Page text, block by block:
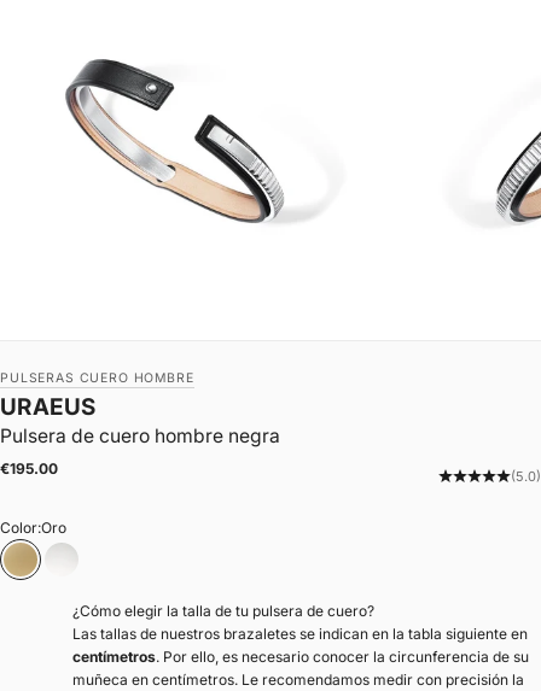
PULSERAS CUERO HOMBRE
Pulsera de cuero hombre negra
URAEUS
Precio de oferta
€195.00 (5.0)
Color:Oro
Oro
¿Cómo elegir la talla de tu pulsera de cuero?
Las tallas de nuestros brazaletes se indican en la tabla siguiente en
centímetros. Por ello, es necesario conocer la circunferencia de su
muñeca en centímetros. Le recomendamos medir con precisión la